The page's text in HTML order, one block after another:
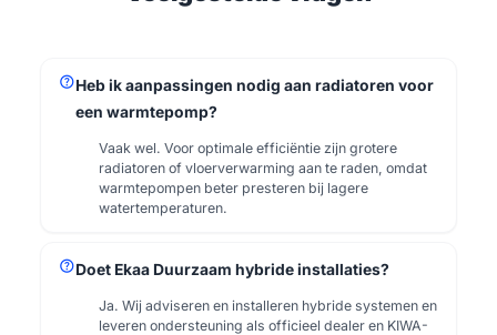
helpHeb ik aanpassingen nodig aan radiatoren voor
een warmtepomp?
Vaak wel. Voor optimale efficiëntie zijn grotere
radiatoren of vloerverwarming aan te raden, omdat
warmtepompen beter presteren bij lagere
watertemperaturen.
helpDoet Ekaa Duurzaam hybride installaties?
Ja. Wij adviseren en installeren hybride systemen en
leveren ondersteuning als officieel dealer en KIWA-